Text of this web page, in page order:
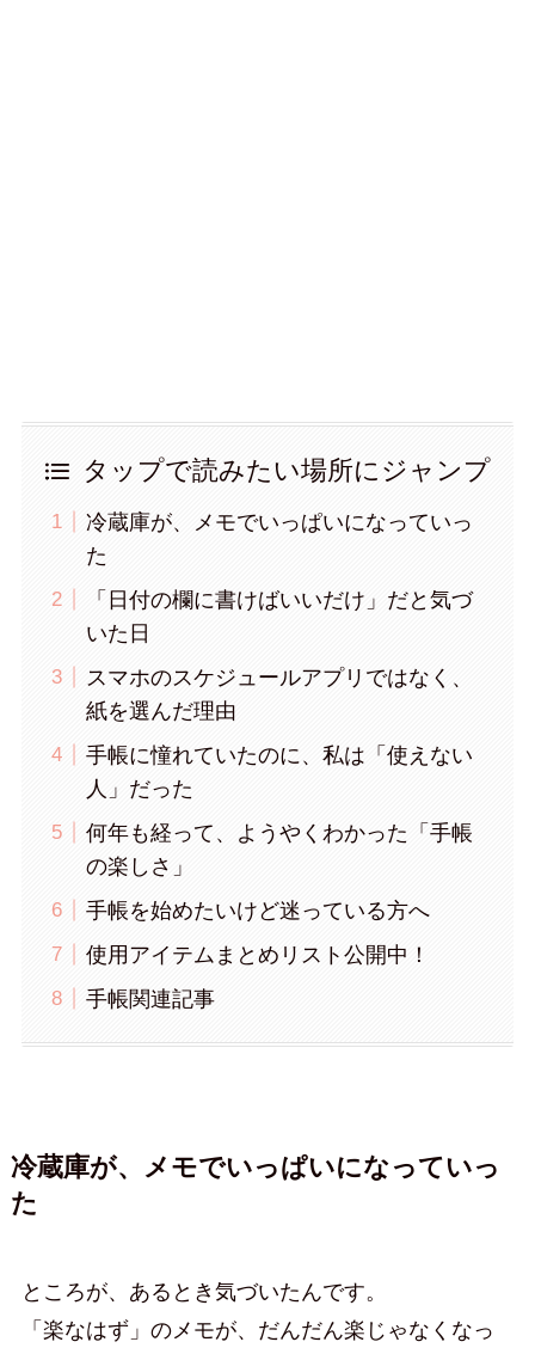
タップで読みたい場所にジャンプ
冷蔵庫が、メモでいっぱいになっていっ
た
「日付の欄に書けばいいだけ」だと気づ
いた日
スマホのスケジュールアプリではなく、
紙を選んだ理由
手帳に憧れていたのに、私は「使えない
人」だった
何年も経って、ようやくわかった「手帳
の楽しさ」
手帳を始めたいけど迷っている方へ
使用アイテムまとめリスト公開中！
手帳関連記事
冷蔵庫が、メモでいっぱいになっていっ
た
ところが、あるとき気づいたんです。
「楽なはず」のメモが、だんだん楽じゃなくなっ